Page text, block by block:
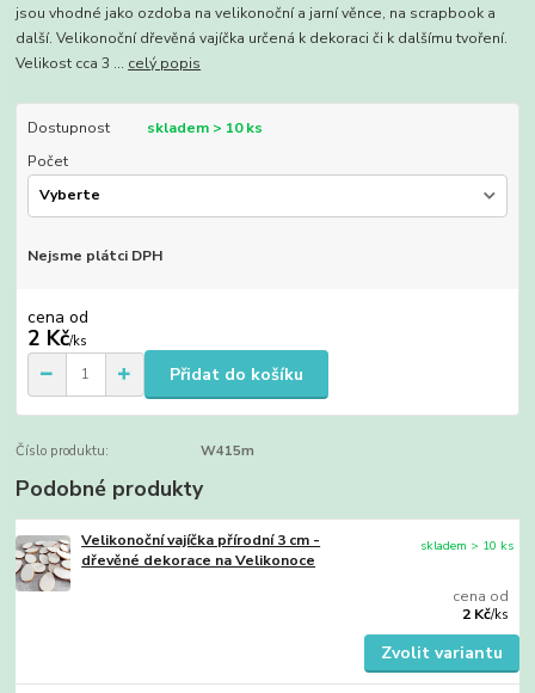
jsou vhodné jako ozdoba na velikonoční a jarní věnce, na scrapbook a
další. Velikonoční dřevěná vajíčka určená k dekoraci či k dalšímu tvoření.
Velikost cca 3 ... celý popis
Dostupnost
skladem > 10 ks
Počet
Nejsme plátci DPH
cena od
2 Kč/ks
Přidat do košíku
Číslo produktu: W415m
Podobné produkty
Velikonoční vajíčka přírodní 3 cm -
dřevěné dekorace na Velikonoce
cena od
2 Kč/ks
skladem > 10 ks
Zvolit variantu